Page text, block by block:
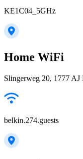
KE1C04_5GHz
Home WiFi
Slingerweg 20, 1777
belkin.274.guests